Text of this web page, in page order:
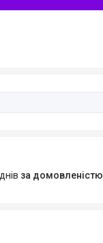
за домовленістю